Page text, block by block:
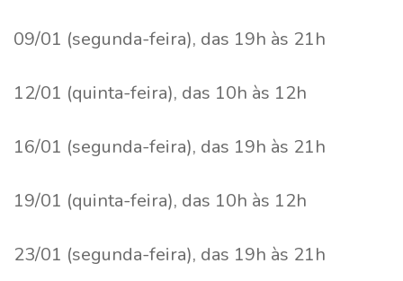
09/01 (segunda-feira), das 19h às 21h
12/01 (quinta-feira), das 10h às 12h
16/01 (segunda-feira), das 19h às 21h
19/01 (quinta-feira), das 10h às 12h
23/01 (segunda-feira), das 19h às 21h